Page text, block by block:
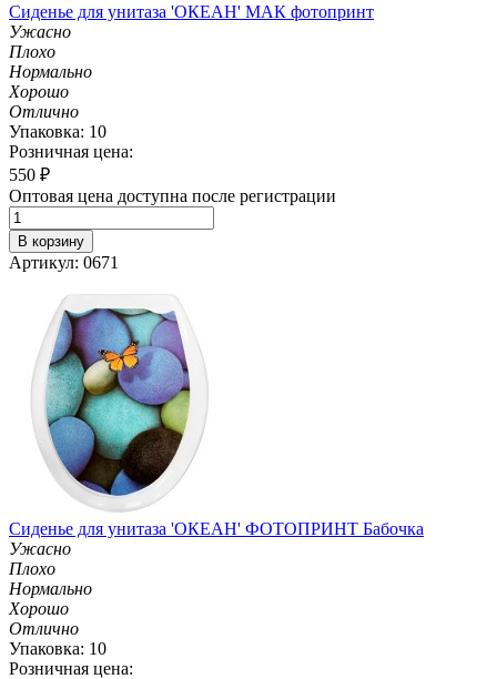
Сиденье для унитаза 'ОКЕАН' МАК фотопринт
Ужасно
Плохо
Нормально
Хорошо
Отлично
Упаковка: 10
Розничная цена:
550 ₽
Оптовая цена доступна после регистрации
В корзину
Артикул: 0671
Сиденье для унитаза 'ОКЕАН' ФОТОПРИНТ Бабочка
Ужасно
Плохо
Нормально
Хорошо
Отлично
Упаковка: 10
Розничная цена: